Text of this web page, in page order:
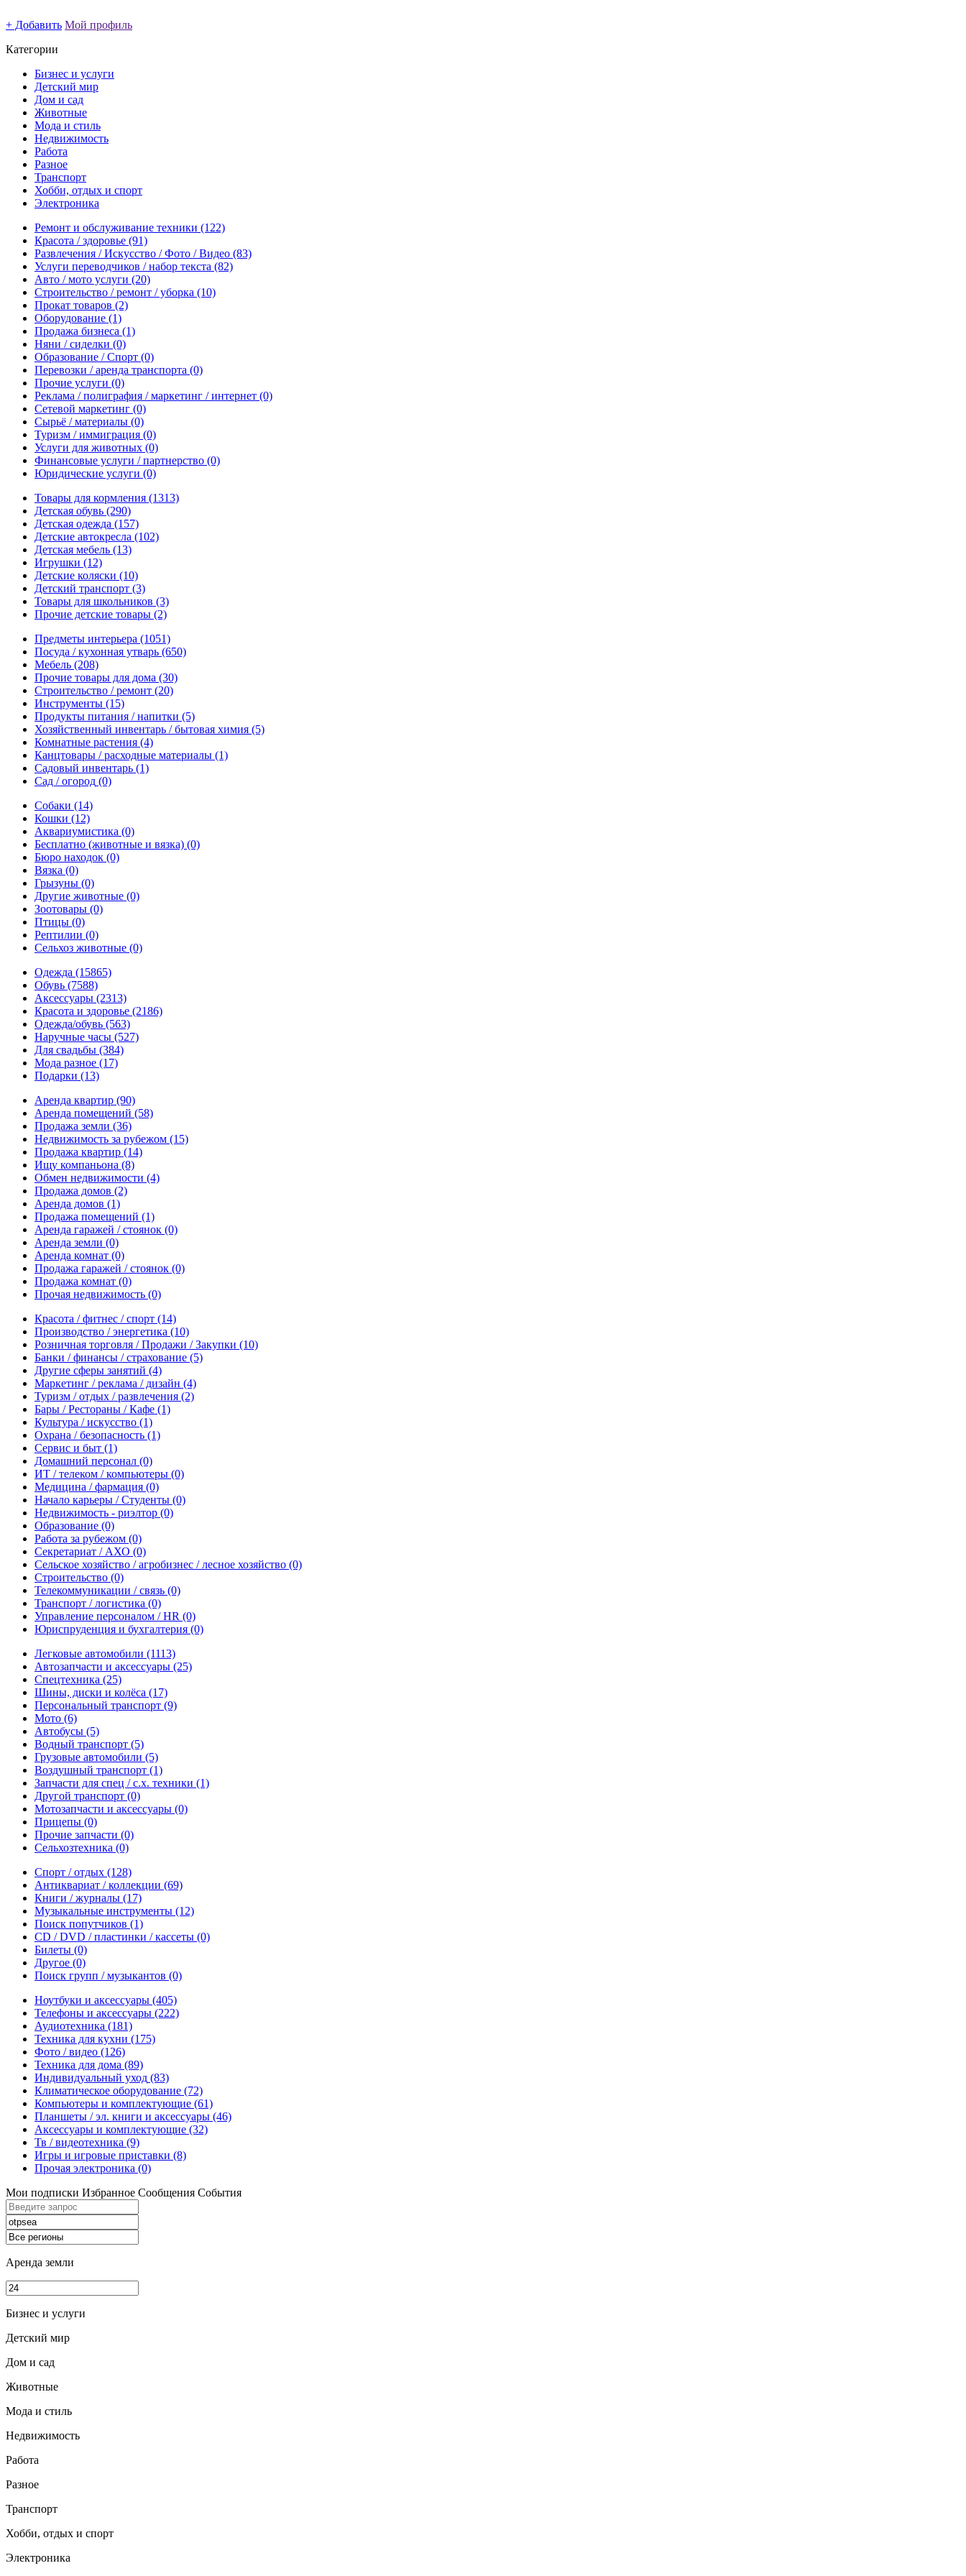
+ Добавить Мой профиль
Категории
Бизнес и услуги
Детский мир
Дом и сад
Животные
Мода и стиль
Недвижимость
Работа
Разное
Транспорт
Хобби, отдых и спорт
Электроника
Ремонт и обслуживание техники (122)
Красота / здоровье (91)
Развлечения / Искусство / Фото / Видео (83)
Услуги переводчиков / набор текста (82)
Авто / мото услуги (20)
Строительство / ремонт / уборка (10)
Прокат товаров (2)
Оборудование (1)
Продажа бизнеса (1)
Няни / сиделки (0)
Образование / Спорт (0)
Перевозки / аренда транспорта (0)
Прочие услуги (0)
Реклама / полиграфия / маркетинг / интернет (0)
Сетевой маркетинг (0)
Сырьё / материалы (0)
Туризм / иммиграция (0)
Услуги для животных (0)
Финансовые услуги / партнерство (0)
Юридические услуги (0)
Товары для кормления (1313)
Детская обувь (290)
Детская одежда (157)
Детские автокресла (102)
Детская мебель (13)
Игрушки (12)
Детские коляски (10)
Детский транспорт (3)
Товары для школьников (3)
Прочие детские товары (2)
Предметы интерьера (1051)
Посуда / кухонная утварь (650)
Мебель (208)
Прочие товары для дома (30)
Строительство / ремонт (20)
Инструменты (15)
Продукты питания / напитки (5)
Хозяйственный инвентарь / бытовая химия (5)
Комнатные растения (4)
Канцтовары / расходные материалы (1)
Садовый инвентарь (1)
Сад / огород (0)
Собаки (14)
Кошки (12)
Аквариумистика (0)
Бесплатно (животные и вязка) (0)
Бюро находок (0)
Вязка (0)
Грызуны (0)
Другие животные (0)
Зоотовары (0)
Птицы (0)
Рептилии (0)
Сельхоз животные (0)
Одежда (15865)
Обувь (7588)
Аксессуары (2313)
Красота и здоровье (2186)
Одежда/обувь (563)
Наручные часы (527)
Для свадьбы (384)
Мода разное (17)
Подарки (13)
Аренда квартир (90)
Аренда помещений (58)
Продажа земли (36)
Недвижимость за рубежом (15)
Продажа квартир (14)
Ищу компаньона (8)
Обмен недвижимости (4)
Продажа домов (2)
Аренда домов (1)
Продажа помещений (1)
Аренда гаражей / стоянок (0)
Аренда земли (0)
Аренда комнат (0)
Продажа гаражей / стоянок (0)
Продажа комнат (0)
Прочая недвижимость (0)
Красота / фитнес / спорт (14)
Производство / энергетика (10)
Розничная торговля / Продажи / Закупки (10)
Банки / финансы / страхование (5)
Другие сферы занятий (4)
Маркетинг / реклама / дизайн (4)
Туризм / отдых / развлечения (2)
Бары / Рестораны / Кафе (1)
Культура / искусство (1)
Охрана / безопасность (1)
Сервис и быт (1)
Домашний персонал (0)
ИТ / телеком / компьютеры (0)
Медицина / фармация (0)
Начало карьеры / Студенты (0)
Недвижимость - риэлтор (0)
Образование (0)
Работа за рубежом (0)
Секретариат / АХО (0)
Сельское хозяйство / агробизнес / лесное хозяйство (0)
Строительство (0)
Телекоммуникации / связь (0)
Транспорт / логистика (0)
Управление персоналом / HR (0)
Юриспруденция и бухгалтерия (0)
Легковые автомобили (1113)
Автозапчасти и аксессуары (25)
Спецтехника (25)
Шины, диски и колёса (17)
Персональный транспорт (9)
Мото (6)
Автобусы (5)
Водный транспорт (5)
Грузовые автомобили (5)
Воздушный транспорт (1)
Запчасти для спец / с.х. техники (1)
Другой транспорт (0)
Мотозапчасти и аксессуары (0)
Прицепы (0)
Прочие запчасти (0)
Сельхозтехника (0)
Спорт / отдых (128)
Антиквариат / коллекции (69)
Книги / журналы (17)
Музыкальные инструменты (12)
Поиск попутчиков (1)
CD / DVD / пластинки / кассеты (0)
Билеты (0)
Другое (0)
Поиск групп / музыкантов (0)
Ноутбуки и аксессуары (405)
Телефоны и аксессуары (222)
Аудиотехника (181)
Техника для кухни (175)
Фото / видео (126)
Техника для дома (89)
Индивидуальный уход (83)
Климатическое оборудование (72)
Компьютеры и комплектующие (61)
Планшеты / эл. книги и аксессуары (46)
Аксессуары и комплектующие (32)
Тв / видеотехника (9)
Игры и игровые приставки (8)
Прочая электроника (0)
Мои подписки Избранное Сообщения События
Аренда земли
Бизнес и услуги
Детский мир
Дом и сад
Животные
Мода и стиль
Недвижимость
Работа
Разное
Транспорт
Хобби, отдых и спорт
Электроника